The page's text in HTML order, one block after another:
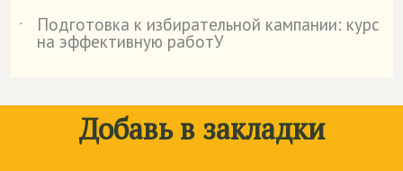
˙
Подготовка к избирательной кампании: курс
на эффективную работУ
Добавь в закладки